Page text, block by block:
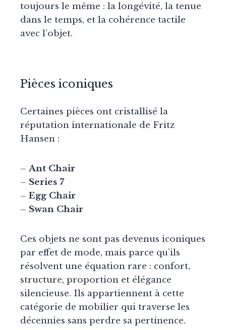
toujours le même : la longévité, la tenue
dans le temps, et la cohérence tactile
avec l’objet.
Pièces iconiques
Certaines pièces ont cristallisé la
réputation internationale de Fritz
Hansen :
–Ant Chair
– Series 7
– Egg Chair
– Swan Chair
Ces objets ne sont pas devenus iconiques
par effet de mode, mais parce qu’ils
résolvent une équation rare : confort,
structure, proportion et élégance
silencieuse. Ils appartiennent à cette
catégorie de mobilier qui traverse les
décennies sans perdre sa pertinence.